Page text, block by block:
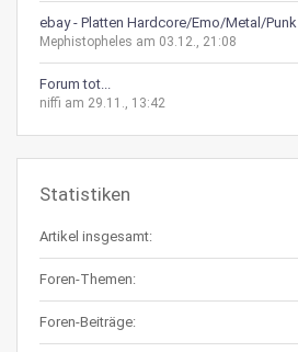
ebay - Platten Hardcore/Emo/Metal/Punk
Mephistopheles am 03.12., 21:08
Forum tot...
niffi am 29.11., 13:42
Statistiken
Artikel insgesamt:
Foren-Themen:
Foren-Beiträge: